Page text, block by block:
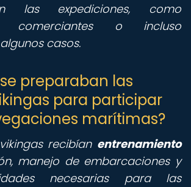
las expediciones, como
comerciantes o incluso
casos.
preparaban las
para participar
marítimas?
recibían entrenamiento
manejo de embarcaciones y
necesarias para las